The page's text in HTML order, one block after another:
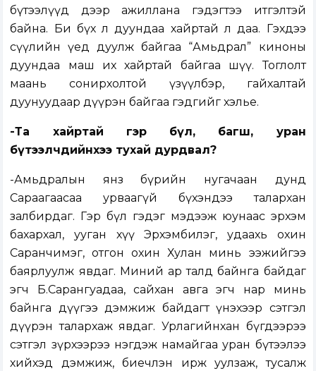
бүтээлүүд дээр ажиллана гэдэгтээ итгэлтэй
байна. Би бүх л дуундаа хайртай л даа. Гэхдээ
cүүлийн үед дуулж байгаа “Амьдрал” киноны
дуундаа маш их хайртай байгаа шүү. Тоглолт
маань сонирхолтой үзүүлбэр, гайхалтай
дуунуудаар дүүрэн байгаа гэдгийг хэлье.
-Та хайртай гэр бүл, багш, уран
бүтээлчдийнхээ тухай дурдвал?
-Амьдралын янз бүрийн нугачаан дунд
Сараагаасаа урваагүй бүхэндээ талархан
залбирдаг. Гэр бүл гэдэг мэдээж юунаас эрхэм
бахархал, ууган хүү Эрхэмбилэг, удаахь охин
Саранчимэг, отгон охин Хулан минь ээжийгээ
баярлуулж явдаг. Миний ар талд байнга байдаг
эгч Б.Сарангуадаа, сайхан авга эгч нар минь
байнга дүүгээ дэмжиж байдагт үнэхээр сэтгэл
дүүрэн талархаж явдаг. Урлагийнхан бүгдээрээ
сэтгэл зүрхээрээ нэгдэж намайгаа уран бүтээлээ
хийхэд дэмжиж, биечлэн ирж уулзаж, тусалж